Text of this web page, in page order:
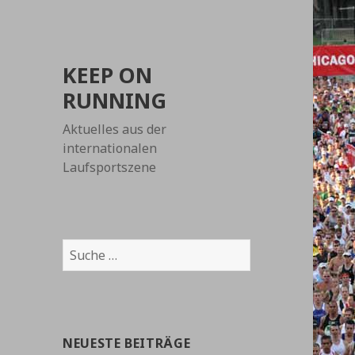
KEEP ON
RUNNING
Aktuelles aus der
internationalen
Laufsportszene
Suche
nach:
NEUESTE BEITRÄGE